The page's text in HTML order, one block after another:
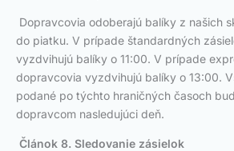
Dopravcovia odoberajú balíky z našich
do piatku. V prípade štandardných
vyzdvihujú balíky o 11:00. V prípade
dopravcovia vyzdvihujú balíky o 13:00.
podané po týchto hraničných časoch
dopravcom nasledujúci deň.
Článok 8. Sledovanie zásielok